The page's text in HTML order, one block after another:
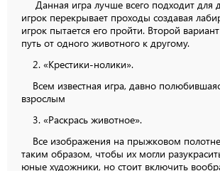
Данная игра лучше всего подходит для
игрок перекрывает проходы создавая
игрок пытается его пройти. Второй
путь от одного животного к другому.
2. «Крестики-нолики».
Всем известная игра, давно
взрослым
3. «Раскрась животное».
Все изображения на прыжковом
таким образом, чтобы их могли
юные художники, но стоит включить